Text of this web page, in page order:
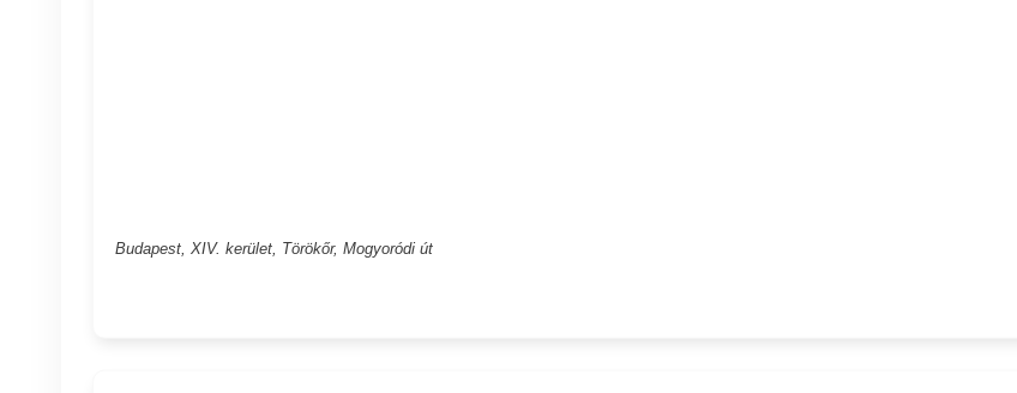
Budapest, XIV. kerület, Törökőr, Mogyoródi út